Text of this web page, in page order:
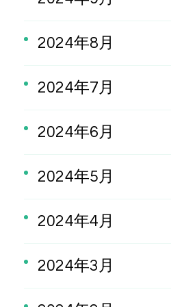
2024年8月
2024年7月
2024年6月
2024年5月
2024年4月
2024年3月